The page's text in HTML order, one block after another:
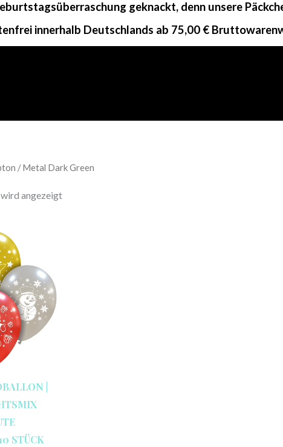
geknackt, denn unsere
innerhalb Deutschlands ab 75,00 €
/ Metal Dark Green
angezeigt
|
STÜCK